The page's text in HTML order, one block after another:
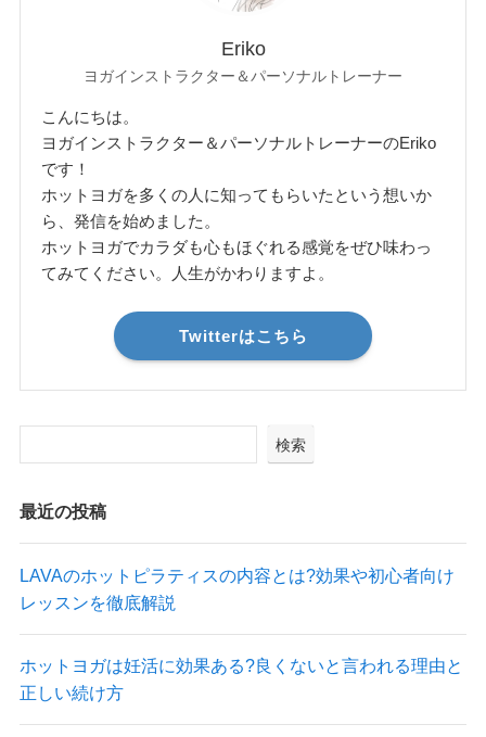
Eriko
ヨガインストラクター＆パーソナルトレーナー
こんにちは。
ヨガインストラクター＆パーソナルトレーナーのEriko
です！
ホットヨガを多くの人に知ってもらいたという想いか
ら、発信を始めました。
ホットヨガでカラダも心もほぐれる感覚をぜひ味わっ
てみてください。人生がかわりますよ。
Twitterはこちら
検索
最近の投稿
LAVAのホットピラティスの内容とは?効果や初心者向け
レッスンを徹底解説
ホットヨガは妊活に効果ある?良くないと言われる理由と
正しい続け方